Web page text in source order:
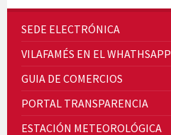
Quintà Culroja
SEDE ELECTRÓNICA
VILAFAMÉS EN EL WHATHSAPP
GUIA DE COMERCIOS
PORTAL TRANSPARENCIA
ESTACIÓN METEOROLÓGICA